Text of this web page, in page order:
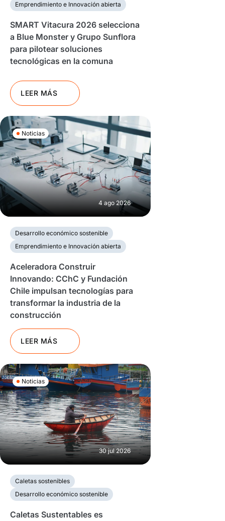
Emprendimiento e Innovación abierta
SMART Vitacura 2026 selecciona
a Blue Monster y Grupo Sunflora
para pilotear soluciones
tecnológicas en la comuna
LEER MÁS
Noticias
4 ago 2026
Desarrollo económico sostenible
Emprendimiento e Innovación abierta
Aceleradora Construir
Innovando: CChC y Fundación
Chile impulsan tecnologías para
transformar la industria de la
construcción
LEER MÁS
Noticias
30 jul 2026
Caletas sostenibles
Desarrollo económico sostenible
Caletas Sustentables es